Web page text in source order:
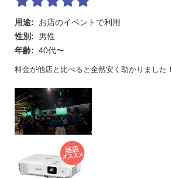
用途:
お店のイベントで利用
性別:
男性
年齢: 40代〜
料金が他店と比べると全然安く助かりました！